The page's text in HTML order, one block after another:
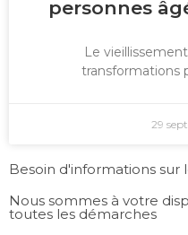
personnes
Le
transformations
29
Besoin d'informations sur
Nous sommes à votre
toutes les démarches